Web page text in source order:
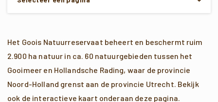
Het Goois Natuurreservaat beheert en beschermt ruim
2.900 ha natuur in ca. 60 natuurgebieden tussen het
Gooimeer en Hollandsche Rading, waar de provincie
Noord-Holland grenst aan de provincie Utrecht. Bekijk
ook de interactieve kaart onderaan deze pagina.